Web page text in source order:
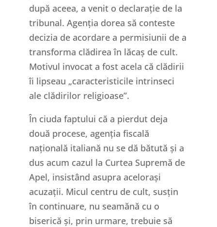
după aceea, a venit o declarație de la
tribunal. Agenția dorea să conteste
decizia de acordare a permisiunii de a
transforma clădirea în lăcaș de cult.
Motivul invocat a fost acela că clădirii
îi lipseau „caracteristicile intrinseci
ale clădirilor religioase”.
În ciuda faptului că a pierdut deja
două procese, agenția fiscală
națională italiană nu se dă bătută și a
dus acum cazul la Curtea Supremă de
Apel, insistând asupra acelorași
acuzații. Micul centru de cult, susțin
în continuare, nu seamănă cu o
biserică și, prin urmare, trebuie să